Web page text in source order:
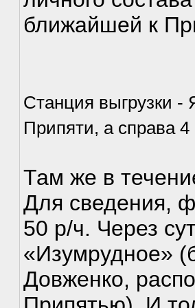
ближайшей к
Станция выгрузки -
Припяти, а справа
Там же в
Для сведения,
50 р/ч. Через
«Изумрудное»
Довженко,